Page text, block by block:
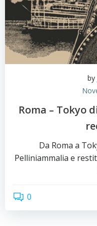
by
Roma – Tokyo
Da Roma a
Pelliniammalia e
0